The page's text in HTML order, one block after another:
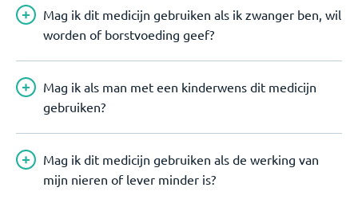
Mag ik dit medicijn gebruiken als ik zwanger ben, wil
worden of borstvoeding geef?
Mag ik als man met een kinderwens dit medicijn
gebruiken?
Mag ik dit medicijn gebruiken als de werking van
mijn nieren of lever minder is?